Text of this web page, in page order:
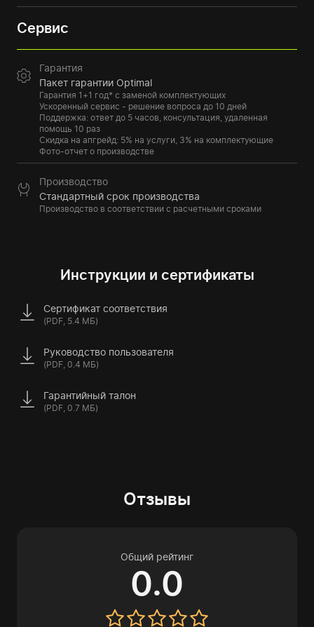
Сервис
Гарантия
Пакет гарантии Optimal
Гарантия 1+1 год* с заменой комплектующих
Ускоренный сервис - решение вопроса до 10 дней
Поддержка: ответ до 5 часов, консультация, удаленная
помощь 10 раз
Скидка на апгрейд: 5% на услуги, 3% на комплектующие
Фото-отчет о производстве
Производство
Стандартный срок производства
Производство в соответствии с расчетными сроками
Инструкции и сертификаты
Сертификат соответствия
(PDF, 5.4 МБ)
Руководство пользователя
(PDF, 0.4 МБ)
Гарантийный талон
(PDF, 0.7 МБ)
Отзывы
Общий рейтинг
0.0